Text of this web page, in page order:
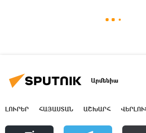
Արմենիա
ԼՈՒՐԵՐ ՀԱՅԱՍՏԱՆ ԱՇԽԱՐՀ